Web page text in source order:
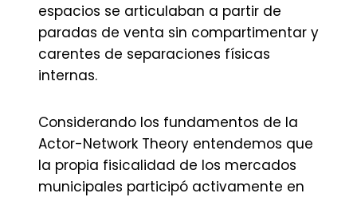
espacios se articulaban a partir de
paradas de venta sin compartimentar y
carentes de separaciones físicas
internas.
Considerando los fundamentos de la
Actor-Network Theory entendemos que
la propia fisicalidad de los mercados
municipales participó activamente en